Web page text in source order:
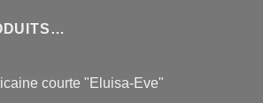
courte "Eluisa-Eve"